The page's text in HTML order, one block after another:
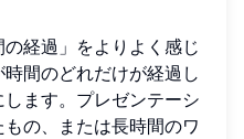
経過」をよりよく感じ
間のどれだけが経過し
ます。プレゼンテーシ
の、または長時間のワ